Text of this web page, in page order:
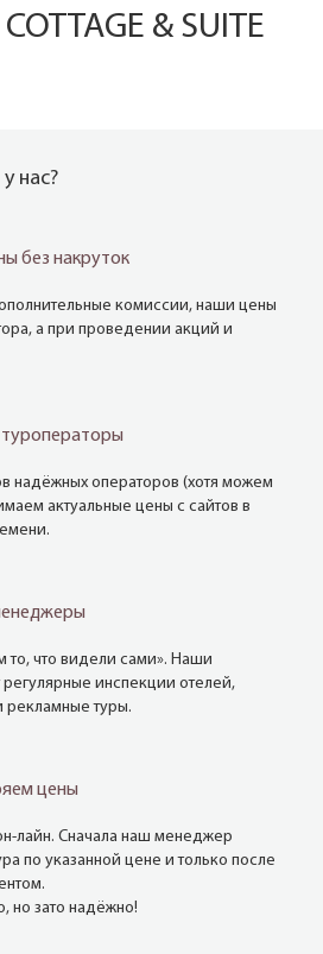
COTTAGE & SUITE
нас?
без накруток
комиссии, наши цены
а при проведении акций и
надёжных операторов (хотя можем
актуальные цены с сайтов в
что видели сами». Наши
инспекции отелей,
туры.
цены
лайн. Сначала наш менеджер
по указанной цене и только после
но зато надёжно!